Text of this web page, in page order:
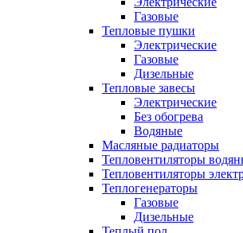
Газовые
Тепловые пушки
Электрические
Газовые
Дизельные
Тепловые завесы
Электрические
Без обогрева
Водяные
Масляные радиаторы
Тепловентиляторы
Тепловентиляторы
Теплогенераторы
Газовые
Дизельные